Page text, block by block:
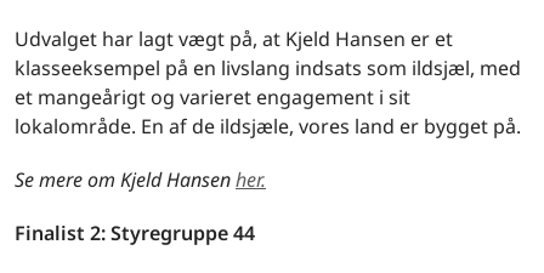
Udvalget har lagt vægt på, at Kjeld Hansen er et
klasseeksempel på en livslang indsats som ildsjæl, med
et mangeårigt og varieret engagement i sit
lokalområde. En af de ildsjæle, vores land er bygget på.
Se mere om Kjeld Hansenher.
Finalist 2: Styregruppe 44